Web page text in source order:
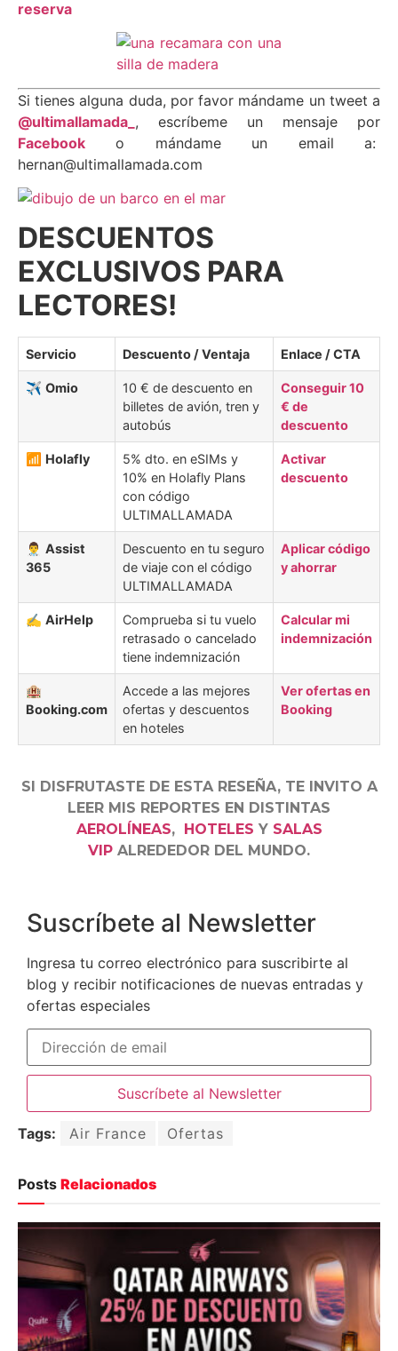
reserva
Si tienes alguna duda, por favor mándame un tweet a
@ultimallamada_ , escríbeme un mensaje por
Facebook o mándame un email a:
hernan@ultimallamada.com
DESCUENTOS
EXCLUSIVOS PARA
LECTORES!
Servicio Descuento / Ventaja Enlace / CTA
✈️ Omio
10 € de descuento en
billetes de avión, tren y
autobús
Conseguir 10
€ de
descuento
📶 Holafly
5% dto. en eSIMs y
10% en Holafly Plans
con código
ULTIMALLAMADA
Activar
descuento
👨‍⚕️ Assist
365
Descuento en tu seguro
de viaje con el código
ULTIMALLAMADA
Aplicar código
y ahorrar
✍️ AirHelp
Comprueba si tu vuelo
retrasado o cancelado
tiene indemnización
Calcular mi
indemnización
🏨
Booking.com
Accede a las mejores
ofertas y descuentos
en hoteles
Ver ofertas en
Booking
SI DISFRUTASTE DE ESTA RESEÑA, TE INVITO A
LEER MIS REPORTES EN DISTINTAS
AEROLÍNEAS, HOTELES Y SALAS
VIP ALREDEDOR DEL MUNDO.
Suscríbete al Newsletter
Ingresa tu correo electrónico para suscribirte al
blog y recibir notificaciones de nuevas entradas y
ofertas especiales
Tags: Air France Ofertas
Posts Relacionados